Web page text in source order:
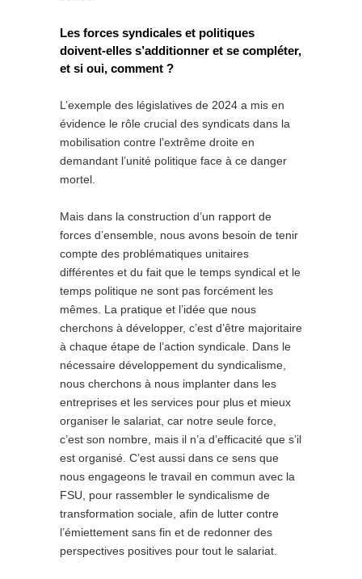
Les forces syndicales et politiques
doivent-elles s’additionner et se compléter,
et si oui, comment ?
L’exemple des législatives de 2024 a mis en
évidence le rôle crucial des syndicats dans la
mobilisation contre l’extrême droite en
demandant l’unité politique face à ce danger
mortel.
Mais dans la construction d’un rapport de
forces d’ensemble, nous avons besoin de tenir
compte des problématiques unitaires
différentes et du fait que le temps syndical et le
temps politique ne sont pas forcément les
mêmes. La pratique et l’idée que nous
cherchons à développer, c’est d’être majoritaire
à chaque étape de l’action syndicale. Dans le
nécessaire développement du syndicalisme,
nous cherchons à nous implanter dans les
entreprises et les services pour plus et mieux
organiser le salariat, car notre seule force,
c’est son nombre, mais il n’a d’efficacité que s’il
est organisé. C’est aussi dans ce sens que
nous engageons le travail en commun avec la
FSU, pour rassembler le syndicalisme de
transformation sociale, afin de lutter contre
l’émiettement sans fin et de redonner des
perspectives positives pour tout le salariat.